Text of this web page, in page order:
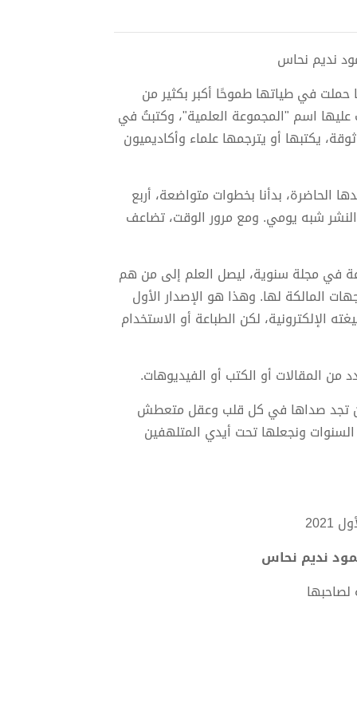
لكنها حملت في طياتها طموحًا أكبر بكثير من
اسم "المجموعة العلمية"، وكتبتُ في
يكتبها أو يترجمها علماء وأكاديميون
الحاضرة، بدأنا بخطوات متواضعة، أربع
شبه يومي. ومع مرور الوقت، تضاعف
في مجلة سنوية، ليصل العلم إلى من هم
المالكة لها. وهذا هو الإصدار الأول
المجاني بصيغته الإلكترونية، لكن الطباعة أو الاستخدام
المقالات أو الكتب أو الفيديوهات.
أن تجد صداها في كل قلب وعقل متعطش
ونجعلها تحت أيدي المتلهفين